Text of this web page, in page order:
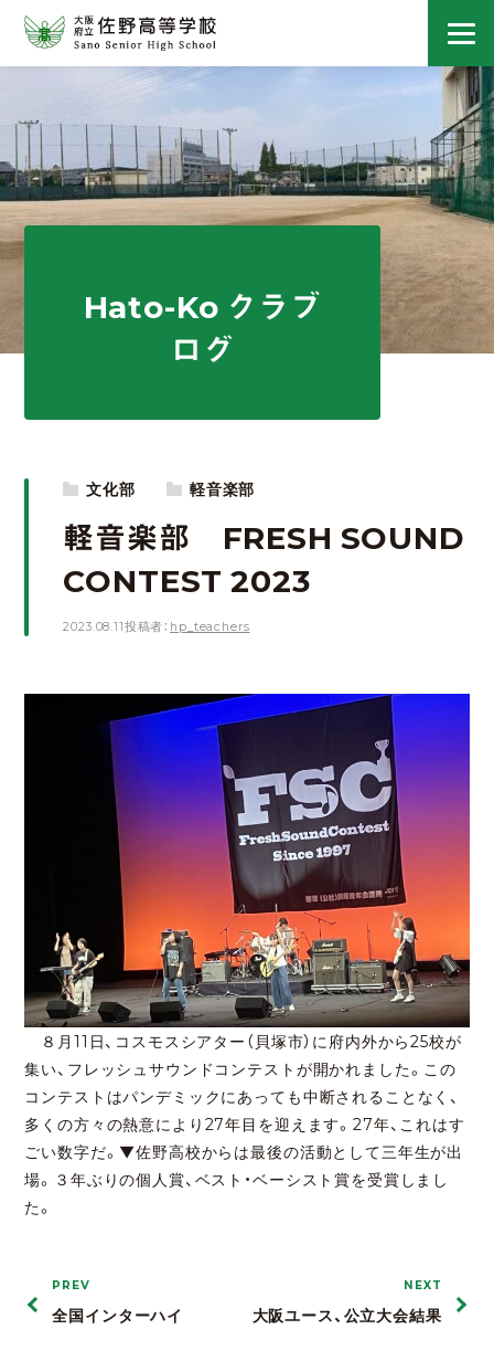
Hato-Ko クラブ
ログ
文化部 軽音楽部
軽音楽部 FRESH SOUND
CONTEST 2023
2023.08.11投稿者： hp_teachers
８月11日、コスモスシアター（貝塚市）に府内外から25校が
集い、フレッシュサウンドコンテストが開かれました。この
コンテストはパンデミックにあっても中断されることなく、
多くの方々の熱意により27年目を迎えます。27年、これはす
ごい数字だ。▼佐野高校からは最後の活動として三年生が出
場。３年ぶりの個人賞、ベスト・ベーシスト賞を受賞しまし
た。
PREV
全国インターハイ
NEXT
大阪ユース、公立大会結果